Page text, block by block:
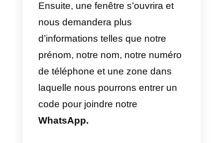
ventes et des clients.
4) CRMintégré dans
5)Multiples intégrations de toutes
sortes et même avec d’autres
CRM.